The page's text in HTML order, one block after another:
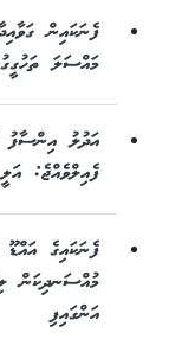
ފެނަކައިން
މައްސަލަ
އަދުލު އިންސާފު
ފެއިލްވެއްޖެ:
ފެނަކައިގެ
މުއްސަނދިކަން
އަންގައިފި